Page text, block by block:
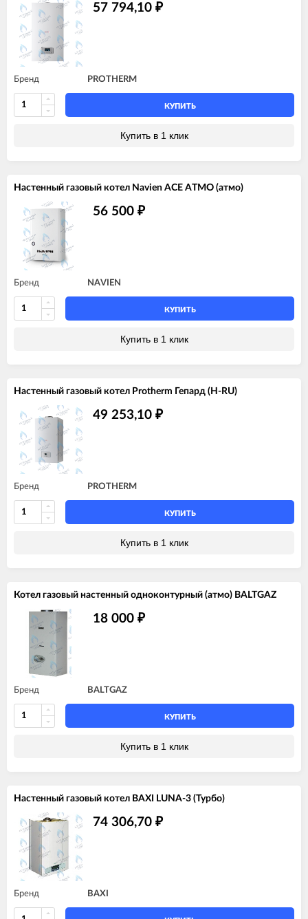
57 794,10 ₽
Бренд PROTHERM
КУПИТЬ
Купить в 1 клик
Настенный газовый котел Navien ACE ATMO (атмо)
56 500 ₽
Бренд NAVIEN
КУПИТЬ
Купить в 1 клик
Настенный газовый котел Protherm Гепард (H-RU)
49 253,10 ₽
Бренд PROTHERM
КУПИТЬ
Купить в 1 клик
Котел газовый настенный одноконтурный (атмо) BALTGAZ
18 000 ₽
Бренд BALTGAZ
КУПИТЬ
Купить в 1 клик
Настенный газовый котел BAXI LUNA-3 (Турбо)
74 306,70 ₽
Бренд BAXI